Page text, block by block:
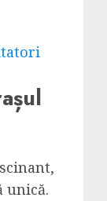
unică.